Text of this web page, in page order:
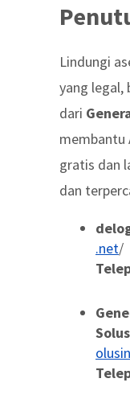
Lindungi
yang legal,
dari
membantu
gratis dan
dan
.net/